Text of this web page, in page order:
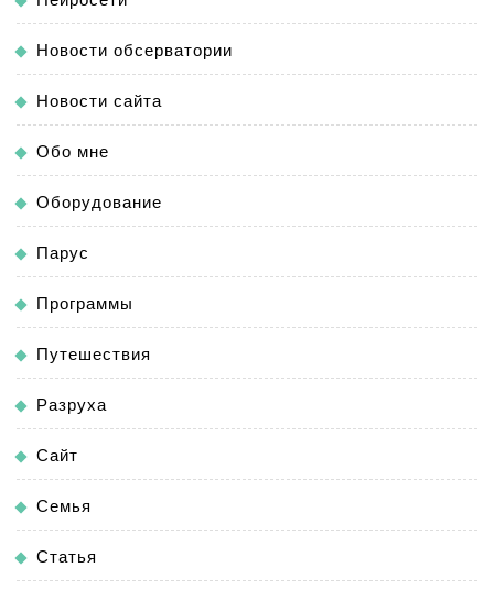
Новости обсерватории
Новости сайта
Обо мне
Оборудование
Парус
Программы
Путешествия
Разруха
Сайт
Семья
Статья